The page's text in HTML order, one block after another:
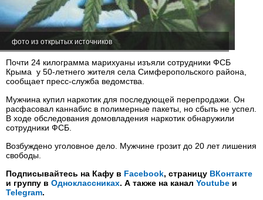
фото из открытых источников
Почти 24 килограмма марихуаны изъяли сотрудники ФСБ
Крыма у 50-летнего жителя села Симферопольского района,
сообщает пресс-служба ведомства.
Мужчина купил наркотик для последующей перепродажи. Он
расфасовал каннабис в полимерные пакеты, но сбыть не успел.
В ходе обследования домовладения наркотик обнаружили
сотрудники ФСБ.
Возбуждено уголовное дело. Мужчине грозит до 20 лет лишения
свободы.
Подписывайтесь на Кафу в Facebook, страницу ВКонтакте
и группу в Одноклассниках. А также на канал Youtube и
Telegram.